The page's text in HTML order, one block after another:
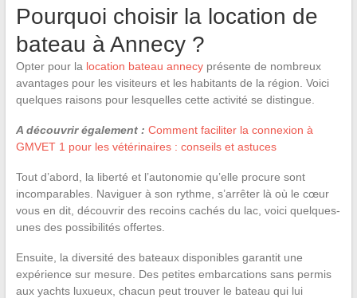
Pourquoi choisir la location de
bateau à Annecy ?
Opter pour la location bateau annecyprésente de nombreux
avantages pour les visiteurs et les habitants de la région. Voici
quelques raisons pour lesquelles cette activité se distingue.
A découvrir également : Comment faciliter la connexion à
GMVET 1 pour les vétérinaires : conseils et astuces
Tout d’abord, la liberté et l’autonomie qu’elle procure sont
incomparables. Naviguer à son rythme, s’arrêter là où le cœur
vous en dit, découvrir des recoins cachés du lac, voici quelques-
unes des possibilités offertes.
Ensuite, la diversité des bateaux disponibles garantit une
expérience sur mesure. Des petites embarcations sans permis
aux yachts luxueux, chacun peut trouver le bateau qui lui